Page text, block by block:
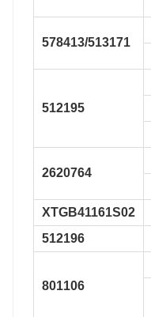
578413/513171
512195
2620764
XTGB41161S02
512196
801106